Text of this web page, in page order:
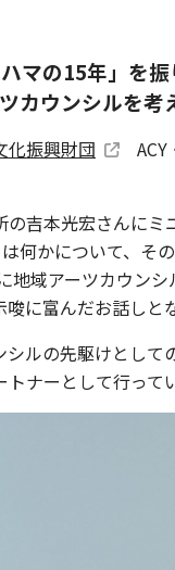
マの15年」を振
カウンシルを考
化振興財団
ACY
吉本光宏さんにミ
は何かについて、そ
地域アーツカウンシ
に富んだお話しと
ルの先駆けとし
ナーとして行って